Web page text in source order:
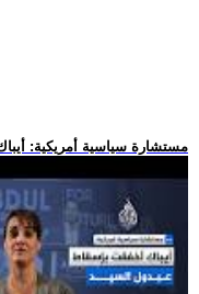
.. مستشارة سياسية أمريكية: